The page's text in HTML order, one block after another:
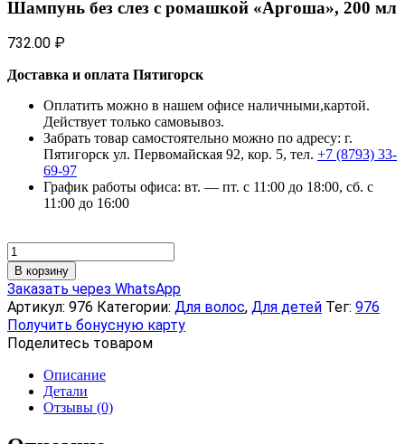
Шампунь без слез с ромашкой «Аргоша», 200 мл
732.00 ₽
Доставка и оплата Пятигорск
Оплатить можно в нашем офисе наличными,картой.
Действует только самовывоз.
Забрать товар самостоятельно можно по адресу: г.
Пятигорск ул. Первомайская 92, кор. 5, тел. +7 (8793) 33-
69-97
График работы офиса: вт. — пт. с 11:00 до 18:00, сб. с
11:00 до 16:00
Количество
товара
Шампунь
без
слез
с
ромашкой
В корзину
Заказать через WhatsApp
Артикул: 976 Категории: Для волос, Для детей Тег: 976
Получить бонусную карту
Поделитесь товаром
Описание
Детали
Отзывы (0)